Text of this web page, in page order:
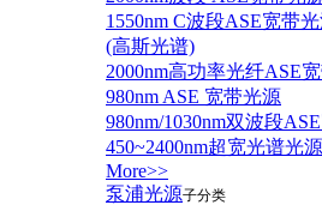
1550nm C波段ASE宽带
(高斯光谱)
2000nm高功率光纤ASE
980nm ASE 宽带光源
980nm/1030nm双波段
450~2400nm超宽光谱光源
More>>
泵浦光源子分类